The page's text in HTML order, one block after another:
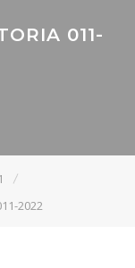
011-
1
2022